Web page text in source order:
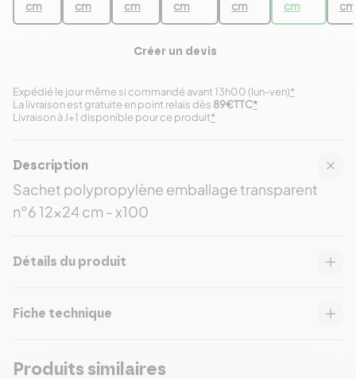
cm
cm
cm
cm
cm
cm
cm
Créer un devis
Expédié le jour même si commandé avant 13h00 (lun-ven)*
Livraison à J+1 disponible pour ce produit*
La livraison est gratuite en point relais dès 89€TTC*
Description
Sachet polypropylène emballage transparent
n°6 12x24 cm - x100
Détails du produit
Fiche technique
Produits similaires